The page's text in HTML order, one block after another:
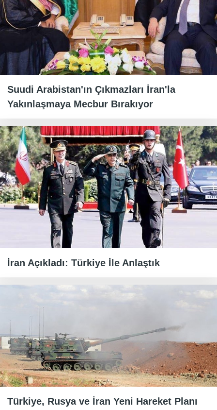
Suudi Arabistan'ın Çıkmazları İran'la
Yakınlaşmaya Mecbur Bırakıyor
İran Açıkladı: Türkiye İle Anlaştık
Türkiye, Rusya ve İran Yeni Hareket Planı